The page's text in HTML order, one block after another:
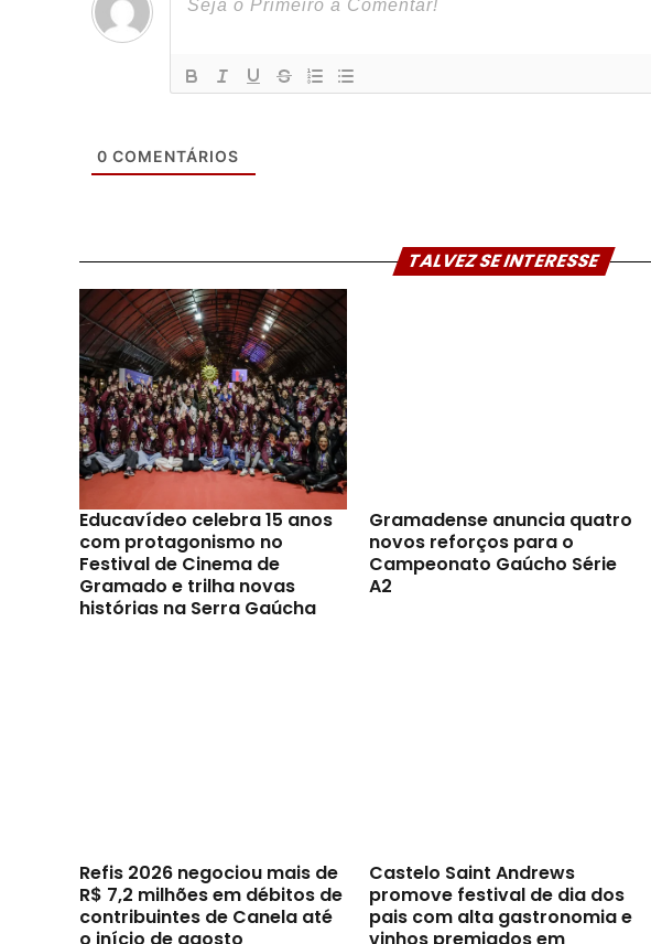
0 COMENTÁRIOS
TALVEZ SE INTERESSE
Educavídeo celebra 15 anos
com protagonismo no
Festival de Cinema de
Gramado e trilha novas
histórias na Serra Gaúcha
Gramadense anuncia quatro
novos reforços para o
Campeonato Gaúcho Série
A2
Refis 2026 negociou mais de
R$ 7,2 milhões em débitos de
contribuintes de Canela até
Castelo Saint Andrews
promove festival de dia dos
pais com alta gastronomia e